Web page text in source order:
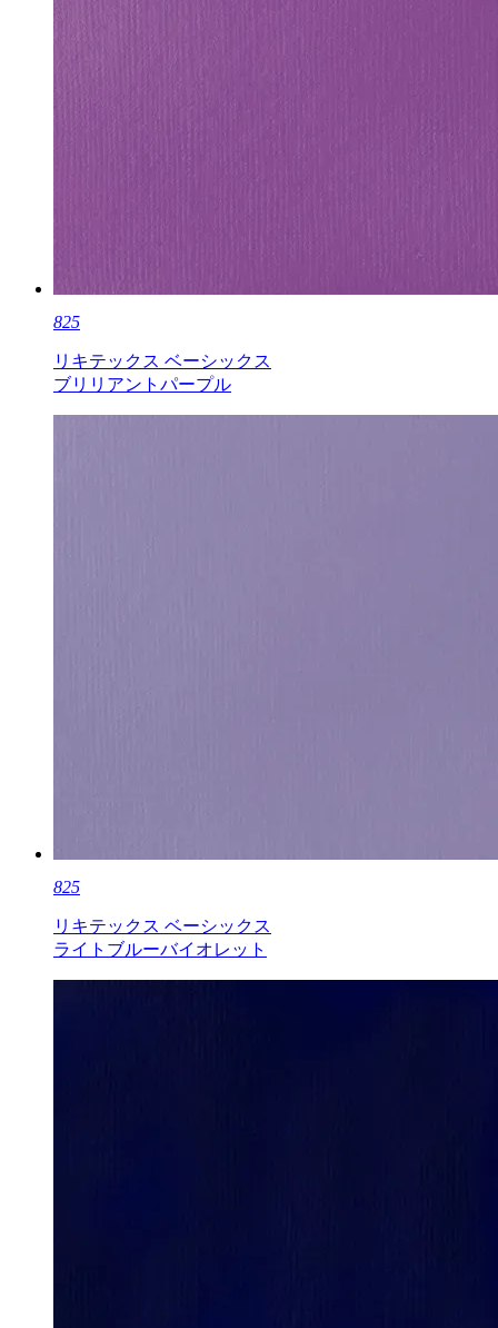
825
リキテックス ベーシックス
ブリリアントパープル
825
リキテックス ベーシックス
ライトブルーバイオレット